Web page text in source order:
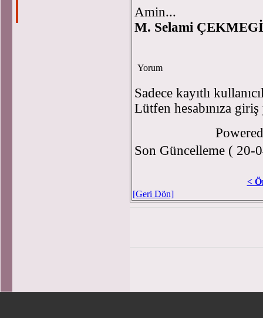
Amin...
M. Selami
Yorum
Sadece kayıtlı
Lütfen hesabınıza
Son Güncelleme ( 20-
<
[Geri Dön]